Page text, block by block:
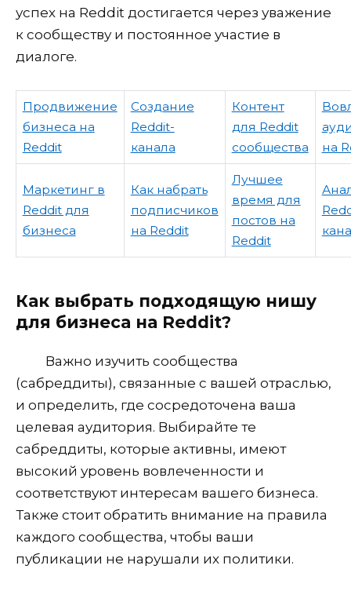
успех на Reddit достигается через уважение
к сообществу и постоянное участие в
диалоге.
Продвижение
бизнеса на
Reddit
Создание
Reddit-
канала
Контент
для Reddit
сообщества
на
Маркетинг в
Reddit для
бизнеса
Как набрать
подписчиков
на Reddit
Лучшее
время для
постов на
Reddit
Как выбрать подходящую нишу
для бизнеса на Reddit?
Важно изучить сообщества
(сабреддиты), связанные с вашей отраслью,
и определить, где сосредоточена ваша
целевая аудитория. Выбирайте те
сабреддиты, которые активны, имеют
высокий уровень вовлеченности и
соответствуют интересам вашего бизнеса.
Также стоит обратить внимание на правила
каждого сообщества, чтобы ваши
публикации не нарушали их политики.